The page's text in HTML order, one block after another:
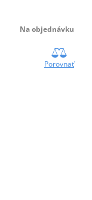
Na objednávku
Porovnať